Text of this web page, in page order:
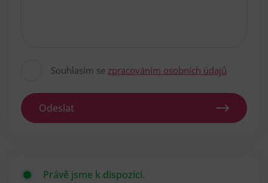
Souhlasím se zpracováním osobních údajů
Odeslat
Právě jsme k dispozici.